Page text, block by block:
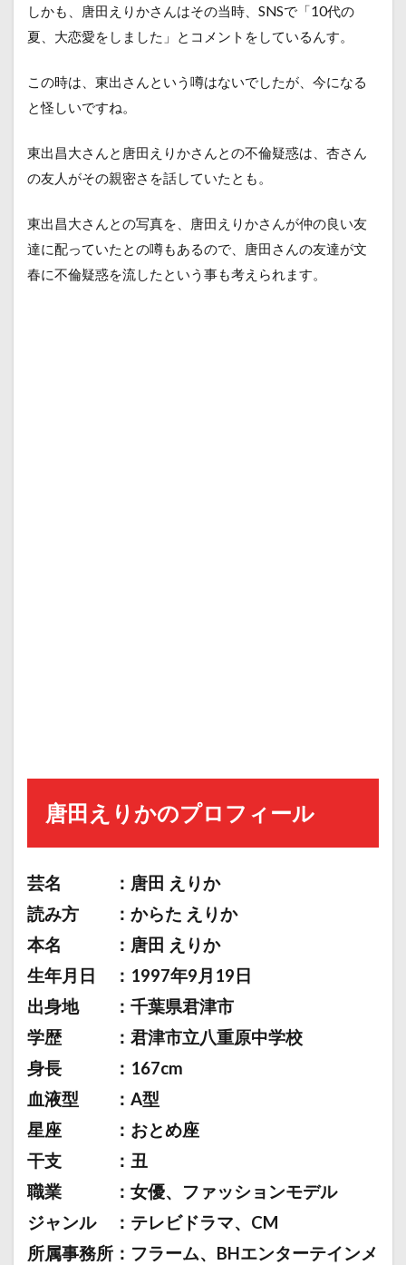
しかも、唐田えりかさんはその当時、SNSで「10代の
夏、大恋愛をしました」とコメントをしているんす。
この時は、 東出さんという噂はないでしたが、今になる
と怪しいですね。
東出昌大さんと唐田えりかさんとの不倫疑惑は、杏さん
の友人がその親密さを話していたとも。
東出昌大さんとの写真を、唐田えりかさんが仲の良い友
達に配っていたとの噂もあるので、唐田さんの友達が文
春に不倫疑惑を流したという事も考えられます。
唐田えりかのプロフィール
芸名 ：唐田 えりか
読み方 ：からた えりか
本名 ：唐田 えりか
生年月日 ：1997年9月19日
出身地 ：千葉県君津市
学歴 ：君津市立八重原中学校
身長 ：167cm
血液型 ：A型
星座 ：おとめ座
干支 ：丑
職業 ：女優、ファッションモデル
ジャンル ：テレビドラマ、CM
所属事務所：フラーム、BHエンターテインメ